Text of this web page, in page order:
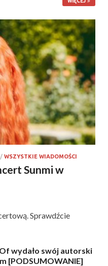
/ WSZYSTKIE WIADOMOŚCI
Sunmi w
Sprawdźcie
wydało swój autorski
[PODSUMOWANIE]